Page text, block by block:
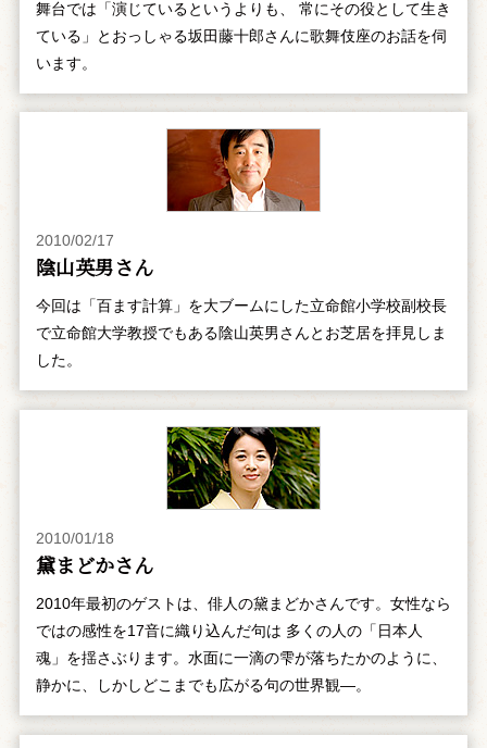
舞台では「演じているというよりも、 常にその役として生き
ている」とおっしゃる坂田藤十郎さんに歌舞伎座のお話を伺
います。
2010/02/17
陰山英男さん
今回は「百ます計算」を大ブームにした立命館小学校副校長
で立命館大学教授でもある陰山英男さんとお芝居を拝見しま
した。
2010/01/18
黛まどかさん
2010年最初のゲストは、俳人の黛まどかさんです。女性なら
ではの感性を17音に織り込んだ句は 多くの人の「日本人
魂」を揺さぶります。水面に一滴の雫が落ちたかのように、
静かに、しかしどこまでも広がる句の世界観―。